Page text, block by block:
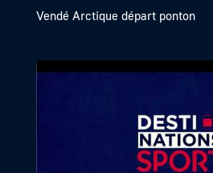
Vendé Arctique départ ponton